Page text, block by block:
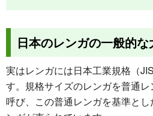
日本のレンガの一般的な
実はレンガには日本工業規格（
す。規格サイズのレンガを普通
呼び、この普通レンガを基準と